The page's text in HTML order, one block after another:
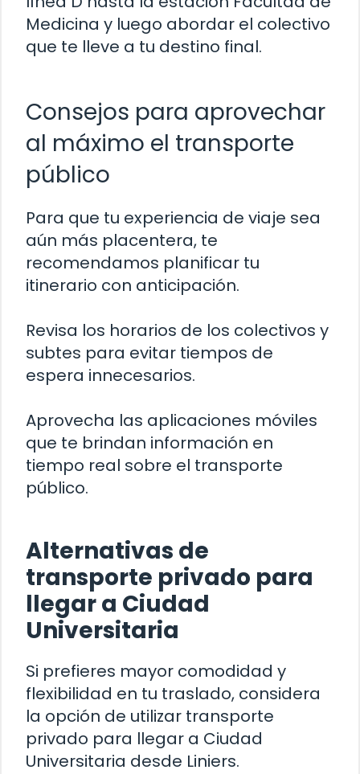
Medicina y luego abordar el colectivo
que te lleve a tu destino final.
Consejos para aprovechar
al máximo el transporte
público
Para que tu experiencia de viaje sea
aún más placentera, te
recomendamos planificar tu
itinerario con anticipación.
Revisa los horarios de los colectivos y
subtes para evitar tiempos de
espera innecesarios.
Aprovecha las aplicaciones móviles
que te brindan información en
tiempo real sobre el transporte
público.
Alternativas de
transporte privado para
llegar a Ciudad
Universitaria
Si prefieres mayor comodidad y
flexibilidad en tu traslado, considera
la opción de utilizar transporte
privado para llegar a Ciudad
Universitaria desde Liniers.